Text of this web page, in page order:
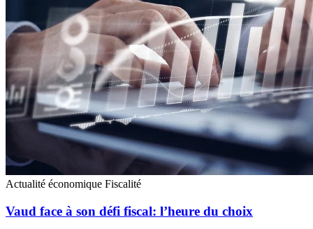
Actualité économique Fiscalité
Vaud face à son défi fiscal: l’heure du choix